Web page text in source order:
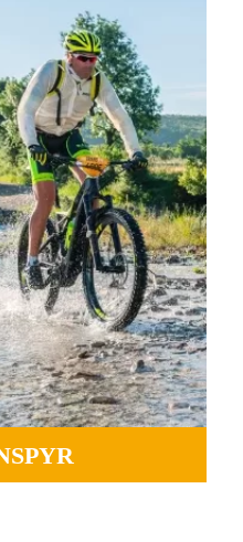
à l'autre.
de la camaraderie